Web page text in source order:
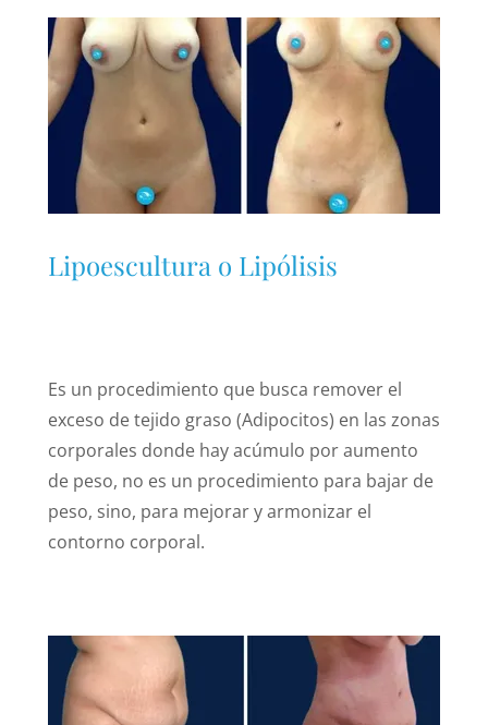
Lipoescultura o Lipólisis
Es un procedimiento que busca remover el
exceso de tejido graso (Adipocitos) en las zonas
corporales donde hay acúmulo por aumento
de peso, no es un procedimiento para bajar de
peso, sino, para mejorar y armonizar el
contorno corporal.